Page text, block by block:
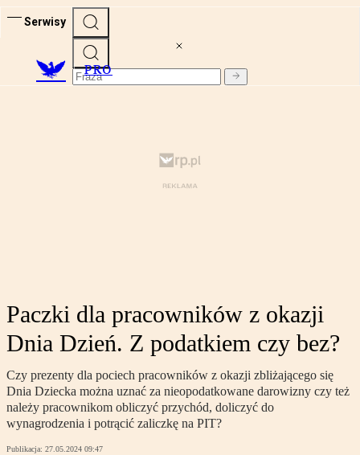
Serwisy
PRO
Paczki dla pracowników z okazji
Dnia Dzień. Z podatkiem czy bez?
Czy prezenty dla pociech pracowników z okazji zbliżającego się
Dnia Dziecka można uznać za nieopodatkowane darowizny czy też
należy pracownikom obliczyć przychód, doliczyć do
wynagrodzenia i potrącić zaliczkę na PIT?
Publikacja: 27.05.2024 09:47